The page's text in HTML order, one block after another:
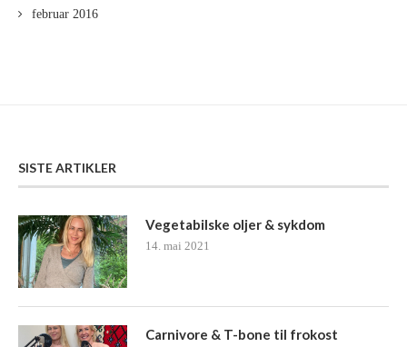
februar 2016
SISTE ARTIKLER
Vegetabilske oljer & sykdom
14. mai 2021
Carnivore & T-bone til frokost